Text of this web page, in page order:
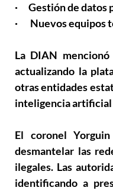
·      Gestión de
·       Nuevos
La DIAN
actualizando la
otras entidades
inteligencia artificial
El coronel
desmantelar las
ilegales. Las
identificando a